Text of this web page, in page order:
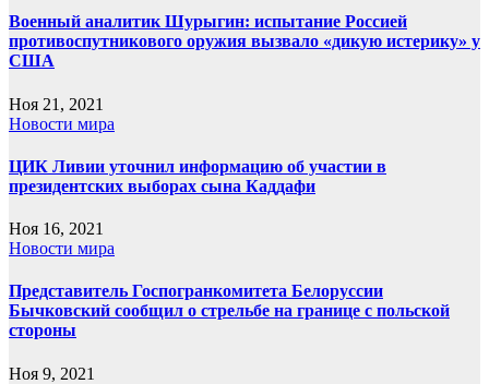
Военный аналитик Шурыгин: испытание Россией
противоспутникового оружия вызвало «дикую истерику» у
США
Ноя 21, 2021
Новости мира
ЦИК Ливии уточнил информацию об участии в
президентских выборах сына Каддафи
Ноя 16, 2021
Новости мира
Представитель Госпогранкомитета Белоруссии
Бычковский сообщил о стрельбе на границе с польской
стороны
Ноя 9, 2021